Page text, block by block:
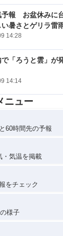
予報 お盆休みに
暑さとゲリラ雷
14:28
で「ろうと雲」
14:14
ニュー
60時間先の予報
・気温を掲載
をチェック
様子